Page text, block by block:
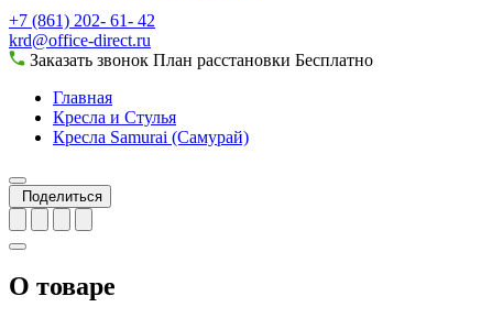
+7 (861) 202- 61- 42
krd@office-direct.ru
Заказать звонок План расстановки Бесплатно
Главная
Кресла и Стулья
Кресла Samurai (Самурай)
Поделиться
О товаре